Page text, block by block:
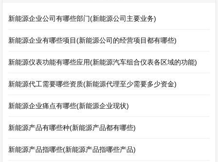
新能源企业公司有哪些部门(新能源公司主要业务)
新能源企业有哪些项目(新能源公司的经营项目都有哪些)
新能源仪表功能有哪些应用(新能源汽车组合仪表各区域的功能)
新能源代工需要哪些资质(新能源代理至少需要多少资金)
新能源企业痛点有哪些(新能源企业现状)
新能源产品有哪些种(新能源产品都有哪些)
新能源产品指哪些(新能源产品指哪些产品)